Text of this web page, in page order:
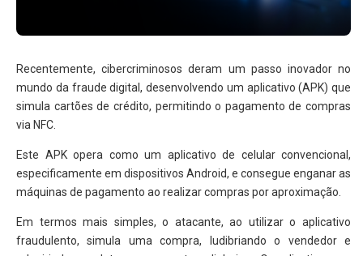
Recentemente, cibercriminosos deram um passo inovador no
mundo da fraude digital, desenvolvendo um aplicativo (APK) que
simula cartões de crédito, permitindo o pagamento de compras
via NFC.
Este APK opera como um aplicativo de celular convencional,
especificamente em dispositivos Android, e consegue enganar as
máquinas de pagamento ao realizar compras por aproximação.
Em termos mais simples, o atacante, ao utilizar o aplicativo
fraudulento, simula uma compra, ludibriando o vendedor e